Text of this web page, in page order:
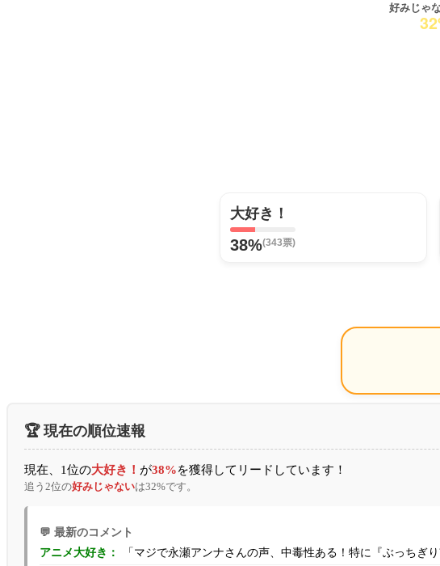
好みじゃ
大好き！
38%(343票)
🏆 現在の順位速報
現在、1位の大好き！ が38%を獲得してリードしています！
追う2位の好みじゃないは32%です。
💬 最新のコメント
アニメ大好き：
「マジで永瀬アンナさんの声、中毒性ある！特に『ぶっちぎ